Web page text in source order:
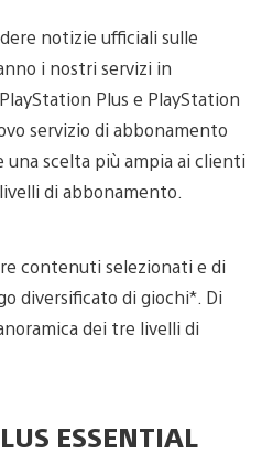
notizie ufficiali sulle
i nostri servizi in
Plus e PlayStation
servizio di abbonamento
una scelta più ampia ai clienti
di abbonamento.
contenuti selezionati e di
diversificato di giochi*. Di
dei tre livelli di
ESSENTIAL